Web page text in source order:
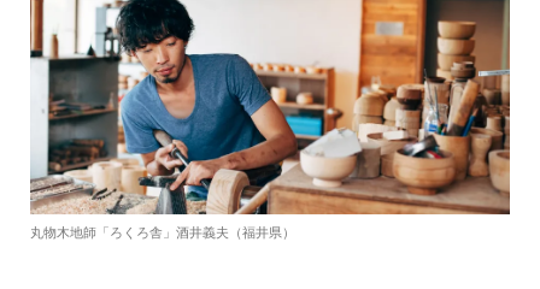
丸物木地師「ろくろ舎」酒井義夫（福井県）